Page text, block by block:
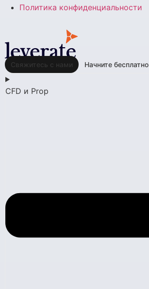
Политика конфиденциальности
Свяжитесь с нами Начните бесплатно
CFD и Prop